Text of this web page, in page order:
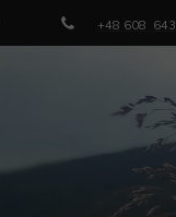
+48 608 643